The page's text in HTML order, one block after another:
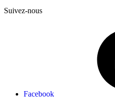
Suivez-nous
Facebook